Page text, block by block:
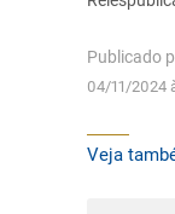
Publicado
04/11/2024
Veja